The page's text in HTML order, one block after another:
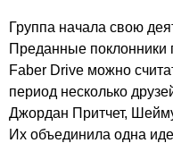
Группа начала свою
Преданные поклонники
Faber Drive можно
период несколько
Джордан Притчет,
Их объединила одна